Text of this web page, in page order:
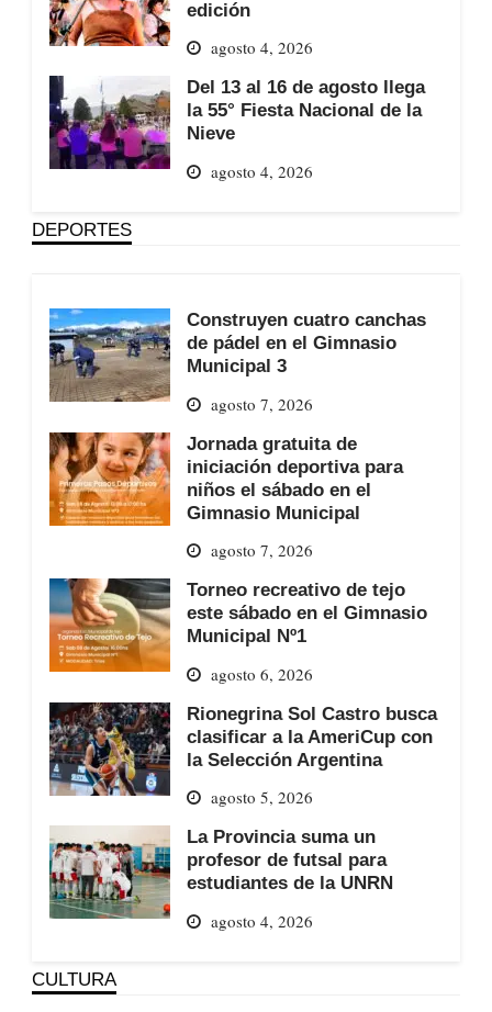
edición
agosto 4, 2026
Del 13 al 16 de agosto llega
la 55° Fiesta Nacional de la
Nieve
agosto 4, 2026
DEPORTES
Construyen cuatro canchas
de pádel en el Gimnasio
Municipal 3
agosto 7, 2026
Jornada gratuita de
iniciación deportiva para
niños el sábado en el
Gimnasio Municipal
agosto 7, 2026
Torneo recreativo de tejo
este sábado en el Gimnasio
Municipal Nº1
agosto 6, 2026
Rionegrina Sol Castro busca
clasificar a la AmeriCup con
la Selección Argentina
agosto 5, 2026
La Provincia suma un
profesor de futsal para
estudiantes de la UNRN
agosto 4, 2026
CULTURA